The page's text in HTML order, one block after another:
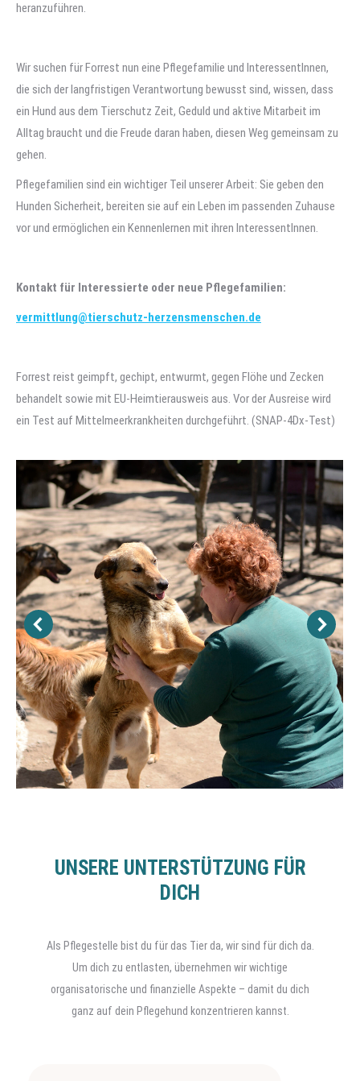
heranzuführen.
Wir suchen für Forrest nun eine Pflegefamilie und InteressentInnen,
die sich der langfristigen Verantwortung bewusst sind, wissen, dass
ein Hund aus dem Tierschutz Zeit, Geduld und aktive Mitarbeit im
Alltag braucht und die Freude daran haben, diesen Weg gemeinsam zu
gehen.
Pflegefamilien sind ein wichtiger Teil unserer Arbeit: Sie geben den
Hunden Sicherheit, bereiten sie auf ein Leben im passenden Zuhause
vor und ermöglichen ein Kennenlernen mit ihren InteressentInnen.
Kontakt für Interessierte oder neue Pflegefamilien:
vermittlung@tierschutz-herzensmenschen.de
Forrest reist geimpft, gechipt, entwurmt, gegen Flöhe und Zecken
behandelt sowie mit EU-Heimtierausweis aus. Vor der Ausreise wird
ein Test auf Mittelmeerkrankheiten durchgeführt. (SNAP-4Dx-Test)
UNSERE UNTERSTÜTZUNG FÜR
DICH
Als Pflegestelle bist du für das Tier da, wir sind für dich da.
Um dich zu entlasten, übernehmen wir wichtige
organisatorische und finanzielle Aspekte – damit du dich
ganz auf dein Pflegehund konzentrieren kannst.